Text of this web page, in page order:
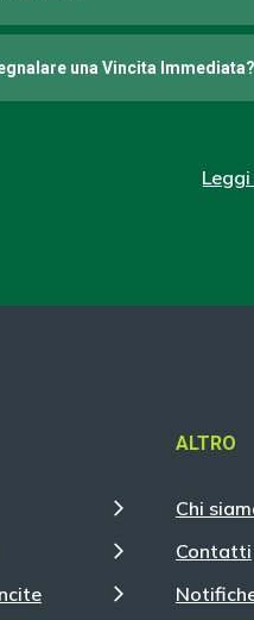
una Vincita Immediata?
ALTRO
Chi
Contatti